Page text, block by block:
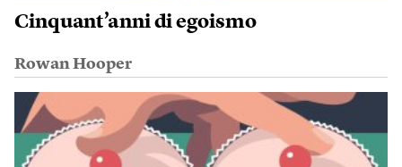
Cinquant’anni di egoismo
Rowan Hooper